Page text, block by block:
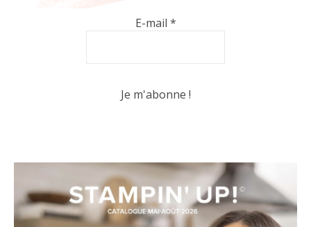
E-mail *